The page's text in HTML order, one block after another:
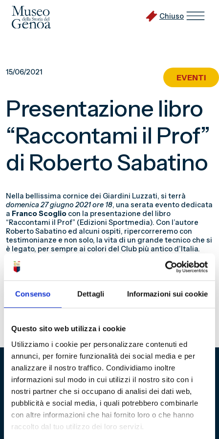
Consenso Dettagli Informazioni sui cookie
Questo sito web utilizza i cookie
Utilizziamo i cookie per personalizzare contenuti ed
annunci, per fornire funzionalità dei social media e per
analizzare il nostro traffico. Condividiamo inoltre
informazioni sul modo in cui utilizzi il nostro sito con i
nostri partner che si occupano di analisi dei dati web,
pubblicità e social media, i quali potrebbero combinarle
con altre informazioni che hai fornito loro o che hanno
raccolto dal tuo utilizzo dei loro servizi.
Chiuso
15/06/2021
EVENTI
Presentazione libro
“Raccontami il Prof”
di Roberto Sabatino
Nella bellissima cornice dei Giardini Luzzati, si terrà
domenica 27 giugno 2021 ore 18, una serata evento dedicata
a Franco Scoglio con la presentazione del libro
“Raccontami il Prof” (Edizioni Sportmedia). Con l’autore
Roberto Sabatino ed alcuni ospiti, ripercorreremo con
testimonianze e non solo, la vita di un grande tecnico che si
è legato, per sempre ai colori del Club più antico d’Italia.
Brigitte, saranno presenti.
Prenotazione obbligatoria
all’indirizzo museo@fondazionegenoa.com o
whatsapp).L’attività sarà svolta nel rispetto di tutte le
in diretta sulla pagina Facebook e Youtube di Goodmorning
Fondazione Genoa 1893 ETS
Via al Porto Antico 4 | 16128 Genova
info@fondazionegenoa.com